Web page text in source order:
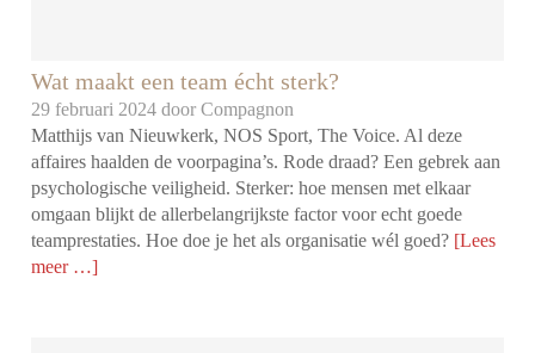
Wat maakt een team écht sterk?
29 februari 2024 doorCompagnon
Matthijs van Nieuwkerk, NOS Sport, The Voice. Al deze
affaires haalden de voorpagina’s. Rode draad? Een gebrek aan
psychologische veiligheid. Sterker: hoe mensen met elkaar
omgaan blijkt de allerbelangrijkste factor voor echt goede
teamprestaties. Hoe doe je het als organisatie wél goed? [Lees
meer …]